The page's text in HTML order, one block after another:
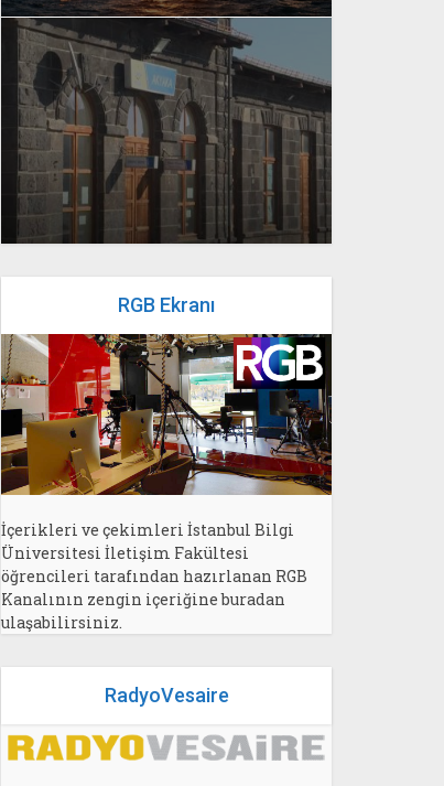
yazan Bahri Ak
RGB Ekranı
İçerikleri ve çekimleri İstanbul Bilgi
Üniversitesi İletişim Fakültesi
öğrencileri tarafından hazırlanan RGB
Kanalının zengin içeriğine buradan
ulaşabilirsiniz.
RadyoVesaire